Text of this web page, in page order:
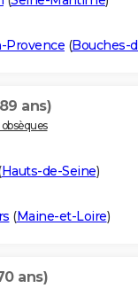
Provence (Bouches-
ans)
Hauts-de-Seine)
(Maine-et-Loire)
ans)